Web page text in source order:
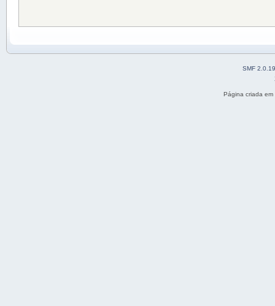
SMF 2.0.19
Página criada